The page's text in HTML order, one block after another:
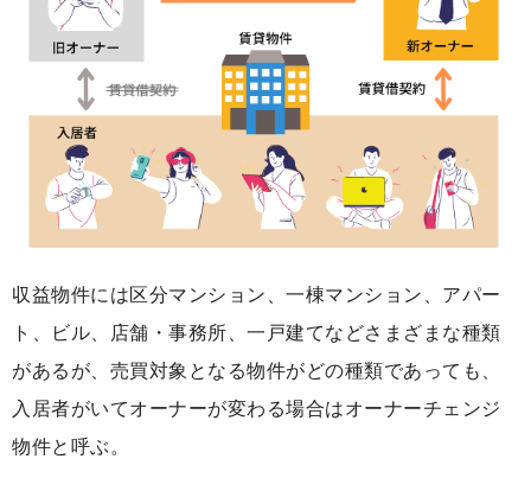
収益物件には区分マンション、一棟マンション、アパー
ト、ビル、店舗・事務所、一戸建てなどさまざまな種類
があるが、売買対象となる物件がどの種類であっても、
入居者がいてオーナーが変わる場合はオーナーチェンジ
物件と呼ぶ。